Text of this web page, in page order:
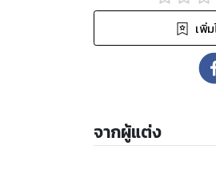
เพิ่
จากผู้แต่ง